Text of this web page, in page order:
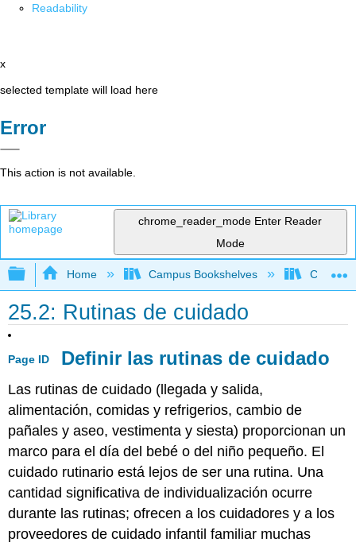
Readability
x
selected template will load here
Error
This action is not available.
chrome_reader_mode Enter Reader
Mode
Expand/collapse global hierarchy
Home Campus Bookshelves
25.2: Rutinas de cuidado
Page ID Definir las rutinas de cuidado
Las rutinas de cuidado (llegada y salida,
alimentación, comidas y refrigerios, cambio de
pañales y aseo, vestimenta y siesta) proporcionan un
marco para el día del bebé o del niño pequeño. El
cuidado rutinario está lejos de ser una rutina. Una
cantidad significativa de individualización ocurre
durante las rutinas; ofrecen a los cuidadores y a los
proveedores de cuidado infantil familiar muchas